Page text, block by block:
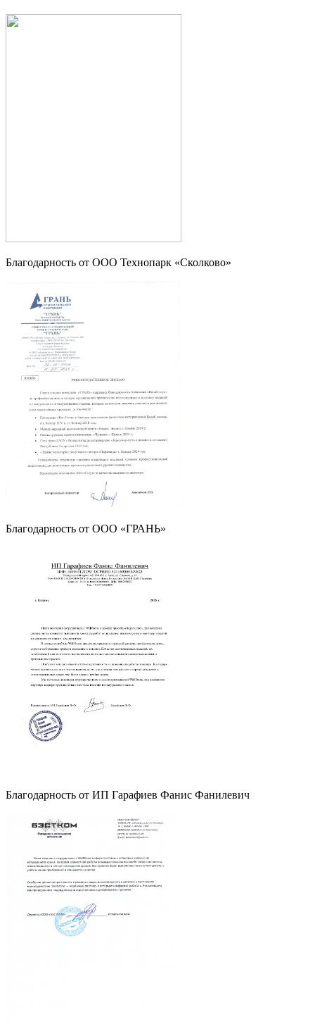
Благодарность от OOO Технопарк «Сколково»
Благодарность от OOO «ГРАНЬ»
Благодарность от ИП Гарафиев Фанис Фанилевич